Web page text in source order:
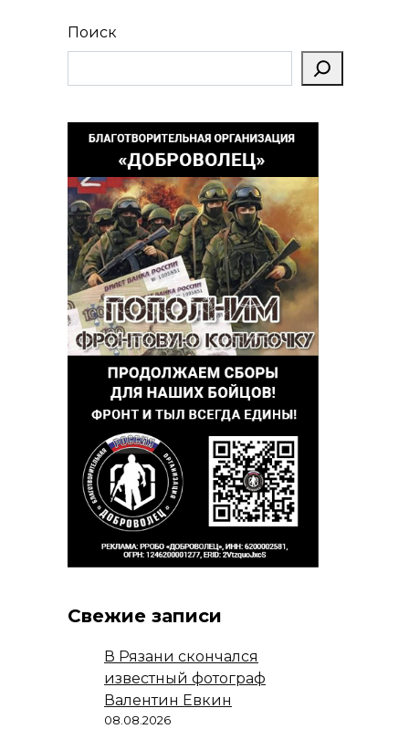
Поиск
Свежие записи
В Рязани скончался
известный фотограф
Валентин Евкин
08.08.2026